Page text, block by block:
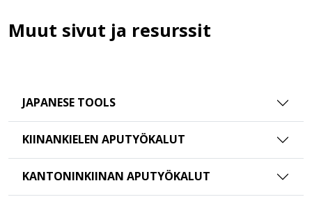
Muut sivut ja resurssit
JAPANESE TOOLS
KIINANKIELEN APUTYÖKALUT
KANTONINKIINAN APUTYÖKALUT